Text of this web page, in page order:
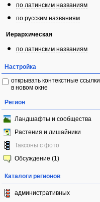
по латинским названиям
по русским названиям
Иерархическая
по латинским названиям
Настройка
открывать контекстные ссылки
в новом окне
Регион
Ландшафты и сообщества
Растения и лишайники
Таксоны с фото
Обсуждение (1)
Каталоги регионов
административных